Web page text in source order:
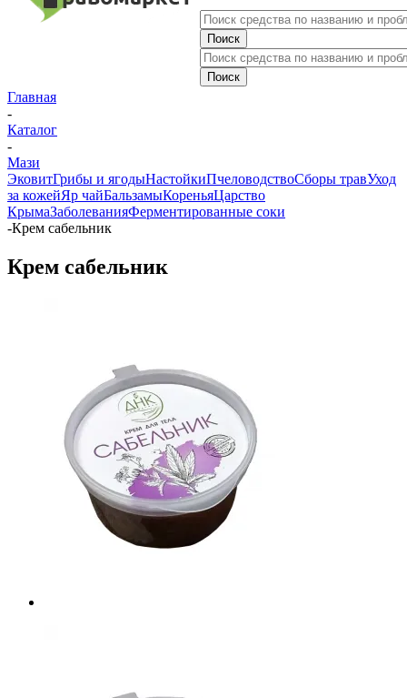
Главная
-
Каталог
-
Мази
ЭковитГрибы и ягодыНастойкиПчеловодствоСборы травУход
за кожейЯр чайБальзамыКореньяЦарство
КрымаЗаболеванияФерментированные соки
-Крем сабельник
Крем сабельник